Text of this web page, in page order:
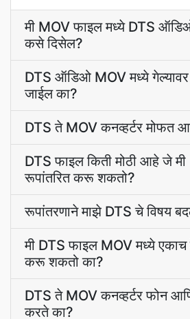
मी MOV फाइल मध्ये DTS
कसे दिसेल?
DTS ऑडिओ MOV मध्ये गेल्यावर
जाईल का?
DTS ते MOV कनव्हर्टर मोफत
DTS फाइल किती मोठी आहे जे
रूपांतरित करू शकतो?
रूपांतरणाने माझे DTS चे विषय
मी DTS फाइल MOV मध्ये एकाच
करू शकतो का?
DTS ते MOV कनव्हर्टर फोन
करते का?